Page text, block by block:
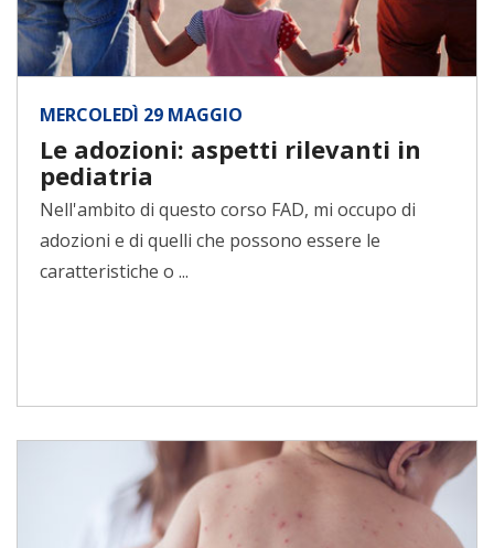
MERCOLEDÌ 29 MAGGIO
Le adozioni: aspetti rilevanti in
pediatria
Nell'ambito di questo corso FAD, mi occupo di
adozioni e di quelli che possono essere le
caratteristiche o ...